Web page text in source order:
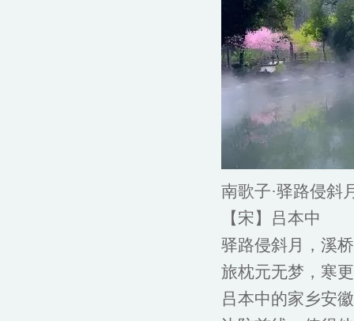
南歌子·驿路侵斜
【宋】吕本中
驿路侵斜月，溪
旅枕元无梦，寒
吕本中的家乡安